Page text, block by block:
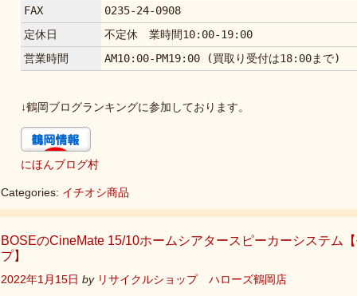
FAX
0235-24-0908
定休日
不定休 業時間10:00-19:00
営業時間
AM10:00-PM19:00 (買取り受付は18:00まで)
↓鶴岡ブログランキングに参加しております。
にほんブログ村
Categories: イチオシ商品
BOSEのCineMate 15/10ホームシアタースピーカーシステム
プ】
2022年1月15日 by リサイクルショップ ハローズ鶴岡店